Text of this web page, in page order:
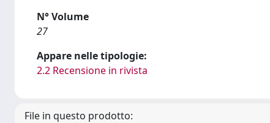
N° Volume
27
Appare nelle tipologie:
2.2 Recensione in rivista
File in questo prodotto: